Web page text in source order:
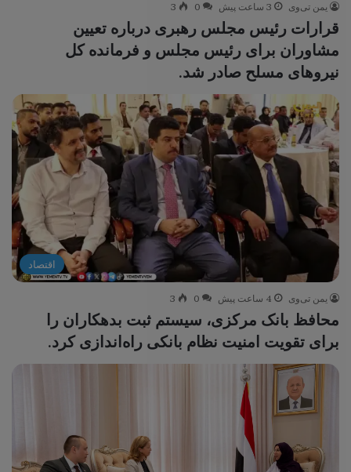
یمن تی‌وی 3 ساعت پیش 0
3
قرارات رئیس مجلس رهبری درباره تعیین
مشاوران برای رئیس مجلس و فرمانده کل
نیروهای مسلح صادر شد.
اقتصاد
یمن تی‌وی 4 ساعت پیش 0
3
محافظ بانک مرکزی، سیستم ثبت بدهکاران را
برای تقویت امنیت نظام بانکی راه‌اندازی کرد.